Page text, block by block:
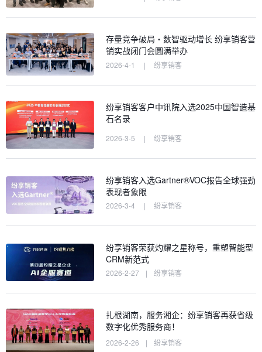
存量竞争破局・数智驱动增长 纷享销客营
销实战闭门会圆满举办
2026-4-1 | 纷享销客
纷享销客客户中讯院入选2025中国智造基
石名录
2026-3-5 | 纷享销客
纷享销客入选Gartner®VOC报告全球强劲
表现者象限
2026-3-4 | 纷享销客
纷享销客荣获灼耀之星称号，重塑智能型
CRM新范式
2026-2-27 | 纷享销客
扎根湖南，服务湘企：纷享销客再获省级
数字化优秀服务商！
2026-2-26 | 纷享销客